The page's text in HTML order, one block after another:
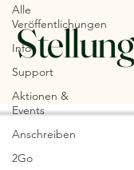
Alle
Veröffentlichungen
Info
Support
Aktionen &
Events
Anschreiben
2Go
Stellung